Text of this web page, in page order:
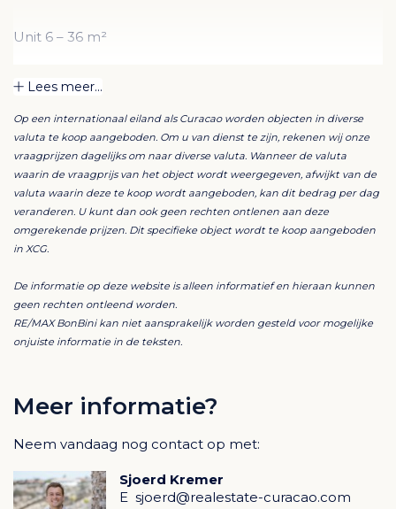
Unit 6 – 36 m²
Daarnaast is ook Unit 6 beschikbaar. Deze unit heeft
voor XCG 3.750,- exclusief OB.
Huurvoorwaarden
· Borgsom: 3 maanden huur
· Minimale huurperiode: 1 jaar
De huurprijs is inclusief een uitgebreid pakket aan
voorzieningen en services:
Lees meer...
Op een internationaal eiland als Curacao worden objecten in diverse
valuta te koop aangeboden. Om u van dienst te zijn, rekenen wij onze
vraagprijzen dagelijks om naar diverse valuta. Wanneer de valuta
waarin de vraagprijs van het object wordt weergegeven, afwijkt van de
valuta waarin deze te koop wordt aangeboden, kan dit bedrag per dag
veranderen. U kunt dan ook geen rechten ontlenen aan deze
omgerekende prijzen. Dit specifieke object wordt te koop aangeboden
in XCG.
De informatie op deze website is alleen informatief en hieraan kunnen
geen rechten ontleend worden.
RE/MAX BonBini kan niet aansprakelijk worden gesteld voor mogelijke
onjuiste informatie in de teksten.
Meer informatie?
Neem vandaag nog contact op met:
Sjoerd Kremer
E sjoerd@realestate-curacao.com